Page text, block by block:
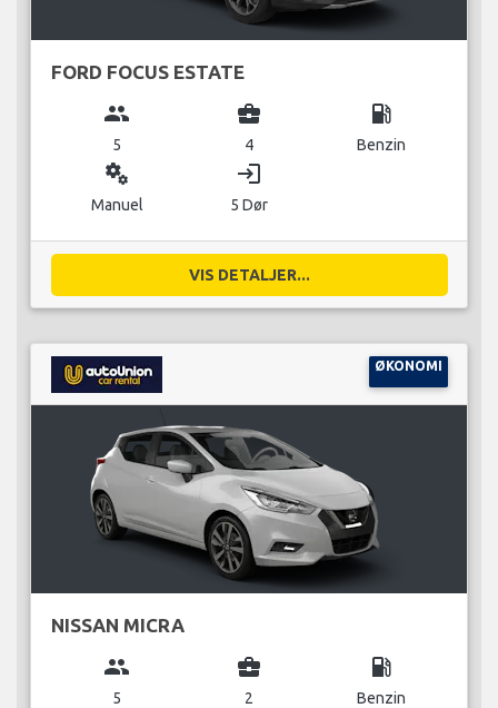
FORD FOCUS ESTATE
group
5
business_center
4
local_gas_station
Benzin
miscellaneous_services
Manuel
login
5 Dør
VIS DETALJER...
ØKONOMI
NISSAN MICRA
group
5
business_center
2
local_gas_station
Benzin